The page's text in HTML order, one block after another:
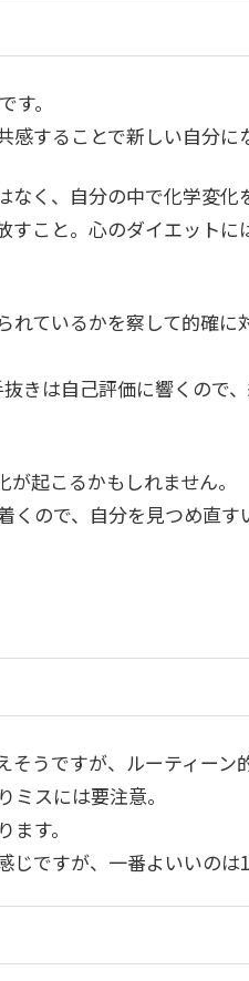
。
することで新しい自分に
く、自分の中で化学変化
こと。心のダイエットに
ているかを察して的確に
きは自己評価に響くので
起こるかもしれません。
ので、自分を見つめ直す
うですが、ルーティーン
スには要注意。
す。
ですが、一番よいいのは